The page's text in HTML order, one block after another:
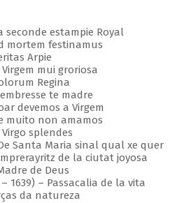
seconde estampie Royal
mortem festinamus
Arpie
Virgem mui groriosa
Regina
te madre
devemos a Virgem
muito non amamos
Virgo splendes
Santa Maria sinal qual xe quer
de la ciutat joyosa
de Deus
1639) – Passacalia de la vita
da natureza